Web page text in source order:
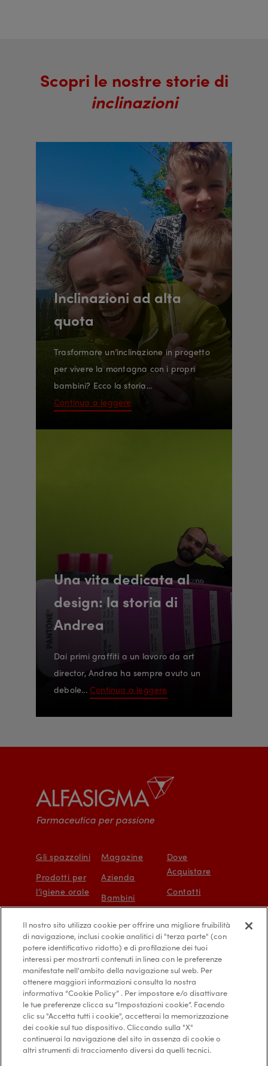
Scopri le nostre storie di
inclinazioni
Inclinazioni ad alta
quota
Trasformare un’inclinazione in progetto
per vivere la montagna con i propri
bambini? Ecco la storia...
Continua a leggere
Una vita dedicata al
design: la storia di
Andrea
Dai primi graffiti a un lavoro da art
director, Andrea ha sempre avuto un
debole...Continua a leggere
Farmaceutica per passione
Gli spazzolini
Prodotti per
l’igiene orale
Protezione e
prevenzione
Magazine
Azienda
Bambini
Dove
Acquistare
Contatti
Mappa del sito
Accessibilità
digitale
Privacy Policy
Diritti degli interessati
Cookie Policy
Credits
Il nostro sito utilizza cookie per offrire una migliore fruibilità
di navigazione, inclusi cookie analitici di "terza parte" (con
potere identificativo ridotto) e di profilazione dei tuoi
interessi per mostrarti contenuti in linea con le preferenze
manifestate nell'ambito della navigazione sul web. Per
ottenere maggiori informazioni consulta la nostra
informativa “Cookie Policy” . Per impostare e/o disattivare
le tue preferenze clicca su “Impostazioni cookie”. Facendo
clic su "Accetta tutti i cookie", accetterai la memorizzazione
dei cookie sul tuo dispositivo. Cliccando sulla "X"
continuerai la navigazione del sito in assenza di cookie o
altri strumenti di tracciamento diversi da quelli tecnici.